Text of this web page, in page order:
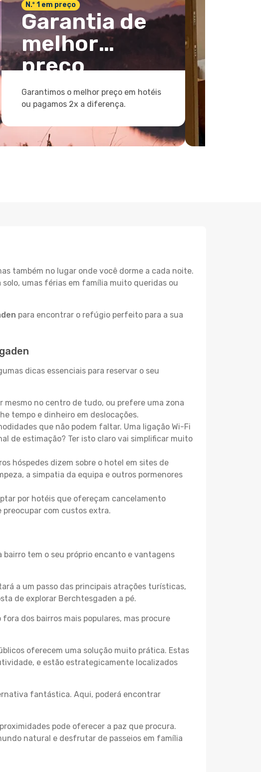
N.º 1 em preço
Garantia de
melhor
preço
Garantimos o melhor preço em hotéis
ou pagamos 2x a diferença.
também no lugar onde você dorme a cada noite.
umas férias em família muito queridas ou
para encontrar o refúgio perfeito para a sua
dicas essenciais para reservar o seu
mesmo no centro de tudo, ou prefere uma zona
tempo e dinheiro em deslocações.
que não podem faltar. Uma ligação Wi-Fi
de estimação? Ter isto claro vai simplificar muito
hóspedes dizem sobre o hotel em sites de
a simpatia da equipa e outros pormenores
por hotéis que ofereçam cancelamento
preocupar com custos extra.
tem o seu próprio encanto e vantagens
a um passo das principais atrações turísticas,
de explorar Berchtesgaden a pé.
dos bairros mais populares, mas procure
oferecem uma solução muito prática. Estas
e estão estrategicamente localizados
fantástica. Aqui, poderá encontrar
pode oferecer a paz que procura.
natural e desfrutar de passeios em família